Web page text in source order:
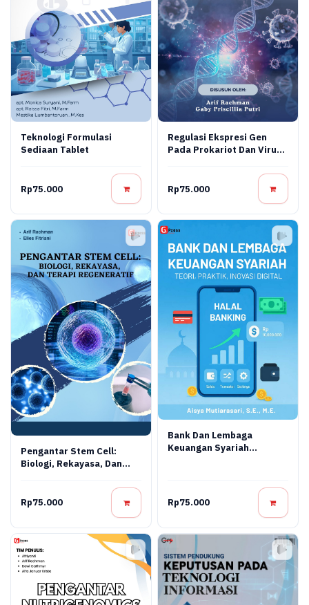
Teknologi Formulasi
Sediaan Tablet
Rp75.000
Regulasi Ekspresi Gen
Pada Prokariot Dan Virus:
Mekanisme Regulasi, Dan
Aplikasi Bioteknologi
Rp75.000
Pengantar Stem Cell:
Biologi, Rekayasa, Dan
Rp75.000
Bank Dan Lembaga
Keuangan Syariah
Rp75.000